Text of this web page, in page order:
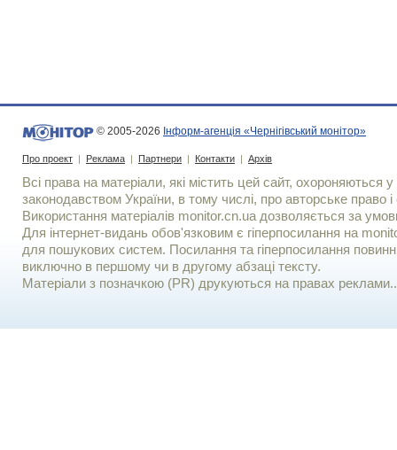
© 2005-2026 Інформ-агенція «Чернігівський монітор»
Про проект | Реклама | Партнери | Контакти | Архів
Всі права на матеріали, які містить цей сайт, охороняються у
законодавством України, в тому числі, про авторське право і
Використання матерiалiв monitor.cn.ua дозволяється за
Для iнтернет-видань обов'язковим є гiперпосилання на
для пошукових систем. Посилання та гіперпосилання
виключно в першому чи в другому абзаці тексту.
Матеріали з позначкою (PR) друкуються на правах реклами..